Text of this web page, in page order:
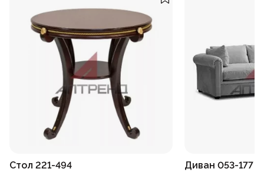
Стол 221-494 Диван 053-177